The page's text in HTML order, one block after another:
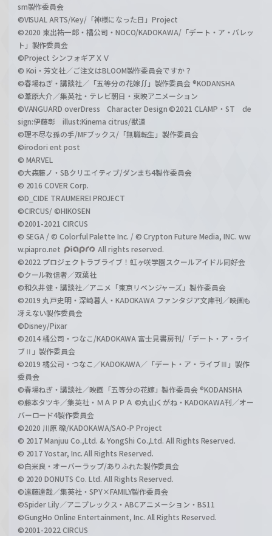
sm製作委員会
©VISUAL ARTS/Key/「神様になった日」Project
©2020 東出祐一郎・橘公司・NOCO/KADOKAWA/「デート・ア・バレッ
ト」製作委員会
©Project シンフォギアＸＶ
© Koi・芳文社／ご注文はBLOOM製作委員会ですか？
©春場ねぎ・講談社／「五等分の花嫁∬」製作委員会 ®KODANSHA
©葦原大介／集英社・テレビ朝日・東映アニメーション
©VANGUARD overDress Character Design ©2021 CLAMP・ST de
sign:伊藤彰 illust:Kinema citrus/獣道
©理不尽な孫の手/MFブックス/「無職転生」製作委員会
©irodori ent post
© MARVEL
©大森藤ノ・SBクリエイティブ/ダンまち4製作委員会
© 2016 COVER Corp.
©D_CIDE TRAUMEREI PROJECT
©CIRCUS/ ©HIKOSEN
©2001-2021 CIRCUS
© SEGA / © Colorful Palette Inc. / © Crypton Future Media, INC. ww
w.piapro.net
All rights reserved.
©2022 プロジェクトラブライブ！虹ヶ咲学園スクールアイドル同好会
©クール教信者／双葉社
©和久井健・講談社／アニメ「東京リベンジャーズ」製作委員会
©2019 丸戸史明・深崎暮人・KADOKAWA ファンタジア文庫刊／映画も
冴えない製作委員会
©Disney/Pixar
©2014 橘公司・つなこ/KADOKAWA 富士見書房刊/「デート・ア・ライ
ブⅡ」製作委員会
©2019 橘公司・つなこ／KADOKAWA／「デート・ア・ライブⅢ」製作
委員会
©春場ねぎ・講談社／映画「五等分の花嫁」製作委員会 ®KODANSHA
©藤本タツキ／集英社・ＭＡＰＰＡ ©丸山くがね・KADOKAWA刊／オー
バーロード4製作委員会
©2020 川原 礫/KADOKAWA/SAO-P Project
© 2017 Manjuu Co.,Ltd. & YongShi Co.,Ltd. All Rights Reserved.
© 2017 Yostar, Inc. All Rights Reserved.
©白米良・オーバーラップ/ありふれた製作委員会
© 2020 DONUTS Co. Ltd. All Rights Reserved.
©遠藤達哉／集英社・SPY×FAMILY製作委員会
©Spider Lily／アニプレックス・ABCアニメーション・BS11
©GungHo Online Entertainment, Inc. All Rights Reserved.
©2001-2022 CIRCUS